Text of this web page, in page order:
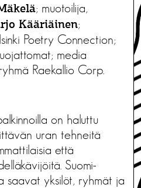
; muotoilija,
Kääriäinen;
Poetry Connection;
media
Raekallio Corp.
on haluttu
uran tehneitä
että
Suomi-
saavat yksilöt, ryhmät ja